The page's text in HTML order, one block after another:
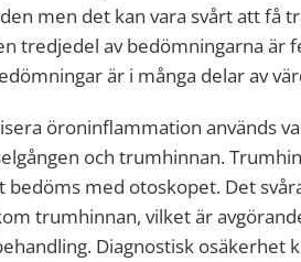
men det kan vara svårt att få
tredjedel av bedömningarna är
är i många delar av
öroninflammation används
och trumhinnan.
bedöms med otoskopet. Det
trumhinnan, vilket är
Diagnostisk osäkerhet